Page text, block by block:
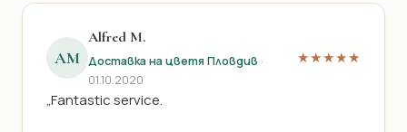
AM
Alfred M.
Доставка на цветя Пловдив ·
01.10.2020
★★★★★
„Fantastic service.